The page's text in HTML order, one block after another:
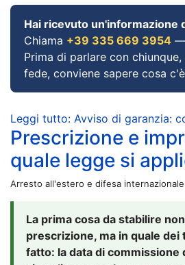
Hai ricevuto un'informazione
Chiama +39 335 669 3954 —
Prima di parlare con
fede, conviene sapere cosa
Leggi tutto: Avviso di garanzia:
Prescrizione e
quale legge si
Arresto all'estero e difesa internazionale
La prima cosa da stabilire
prescrizione, ma in quale
fatto: la data di commissione